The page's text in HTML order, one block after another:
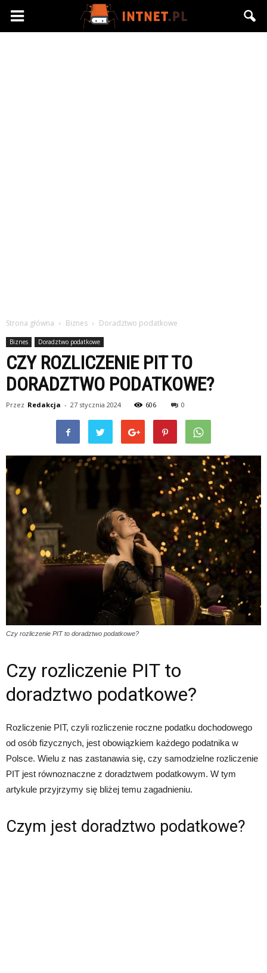
Intnet.pl
Strona główna Biznes Doradztwo podatkowe
Biznes Doradztwo podatkowe
CZY ROZLICZENIE PIT TO
DORADZTWO PODATKOWE?
Przez Redakcja - 27 stycznia 2024 606 0
Czy rozliczenie PIT to doradztwo podatkowe?
Czy rozliczenie PIT to
doradztwo podatkowe?
Rozliczenie PIT, czyli rozliczenie roczne podatku dochodowego
od osób fizycznych, jest obowiązkiem każdego podatnika w
Polsce. Wielu z nas zastanawia się, czy samodzielne rozliczenie
PIT jest równoznaczne z doradztwem podatkowym. W tym
artykule przyjrzymy się bliżej temu zagadnieniu.
Czym jest doradztwo podatkowe?